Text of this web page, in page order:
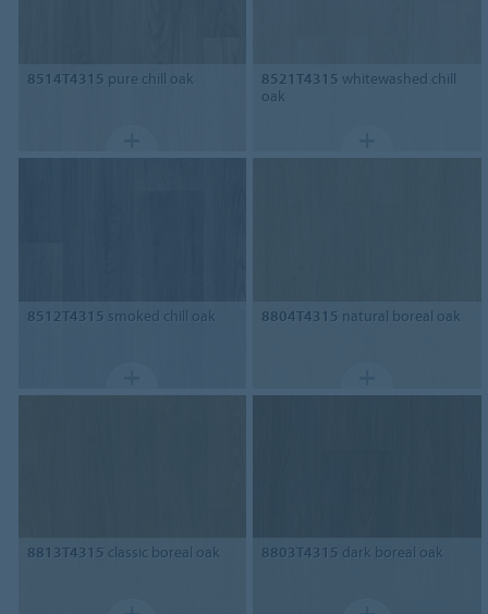
8514T4315 pure chill oak 8521T4315 whitewashed chill
oak
8512T4315 smoked chill oak 8804T4315 natural boreal oak
8813T4315 classic boreal oak 8803T4315 dark boreal oak